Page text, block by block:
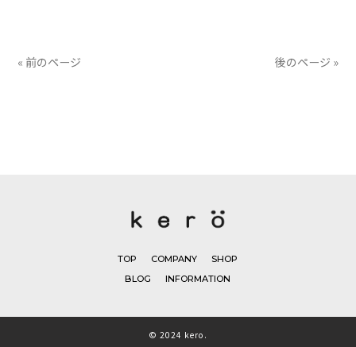
« 前のページ 後のページ »
TOP COMPANY
SHOP
BLOG
INFORMATION
© 2024 kero.